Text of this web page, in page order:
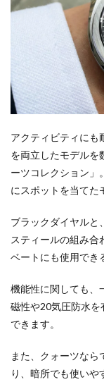
アクティビティにも
を両立したモデルを
ーツコレクション」
にスポットを当てた
ブラックダイヤルと
スティールの組み合
ベートにも使用でき
機能性に関しても、
磁性や20気圧防水
できます。
また、クォーツな
り、暗所でも使いや